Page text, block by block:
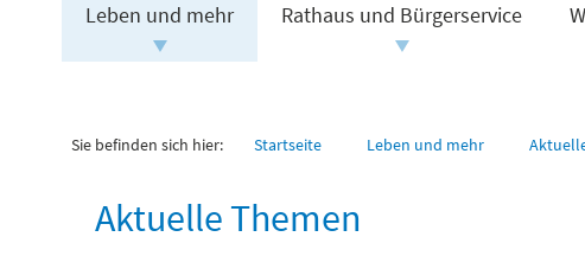
Leben und mehr Rathaus und Bürgerservice
Sie befinden sich hier: Startseite Leben und mehr
Aktuelle Themen